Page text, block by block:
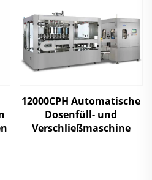
12000CPH Automatische
Dosenfüll- und
Verschließmaschine